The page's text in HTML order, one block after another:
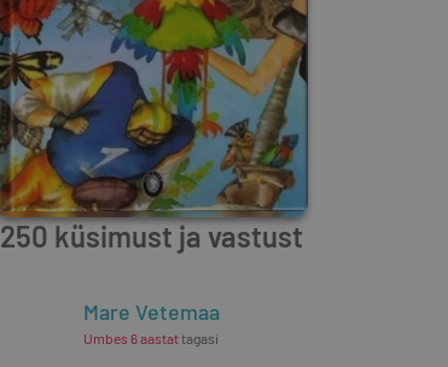
250 küsimust ja vastust
Mare Vetemaa
Umbes 6 aastattagasi